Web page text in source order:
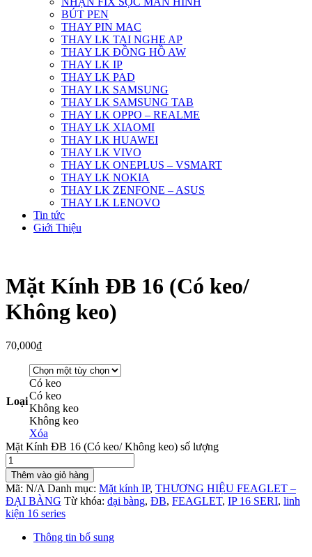
BÚT PEN
THAY PIN MAC
THAY LK TAI NGHE AP
THAY LK ĐỒNG HỒ AW
THAY LK IP
THAY LK PAD
THAY LK SAMSUNG
THAY LK SAMSUNG TAB
THAY LK OPPO – REALME
THAY LK XIAOMI
THAY LK HUAWEI
THAY LK VIVO
THAY LK ONEPLUS – VSMART
THAY LK NOKIA
THAY LK ZENFONE – ASUS
THAY LK LENOVO
Tin tức
Giới Thiệu
Mặt Kính ĐB 16 (Có keo/
Không keo)
70,000₫
Loại
Có keo
Có keo
Không keo
Không keo
Xóa
Mặt Kính ĐB 16 (Có keo/ Không keo) số lượng
Thêm vào giỏ hàng
Mã: N/A Danh mục: Mặt kính IP, THƯƠNG HIỆU FEAGLET –
ĐẠI BÀNG Từ khóa: đại bàng, ĐB, FEAGLET, IP 16 SERI, linh
kiện 16 series
Thông tin bổ sung